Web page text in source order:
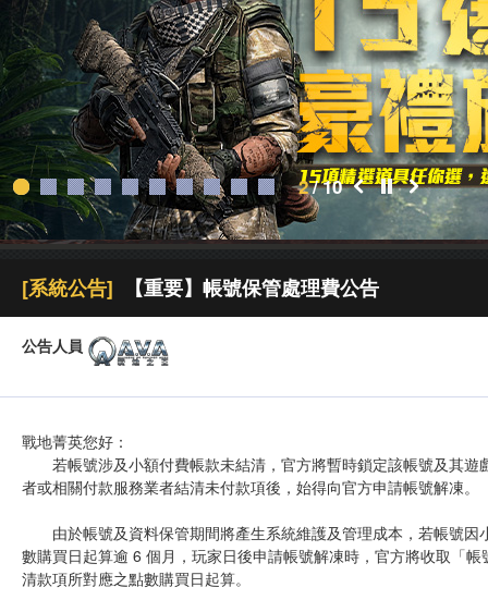
2/10
[系統公告] 【重要】帳號保管處理費公告
公告人員
戰地菁英您好：
若帳號涉及小額付費帳款未結清，官方將暫時鎖定該帳號及其遊
者或相關付款服務業者結清未付款項後，始得向官方申請帳號解凍。
由於帳號及資料保管期間將產生系統維護及管理成本，若帳號因
數購買日起算逾 6 個月，玩家日後申請帳號解凍時，官方將收取「
清款項所對應之點數購買日起算。